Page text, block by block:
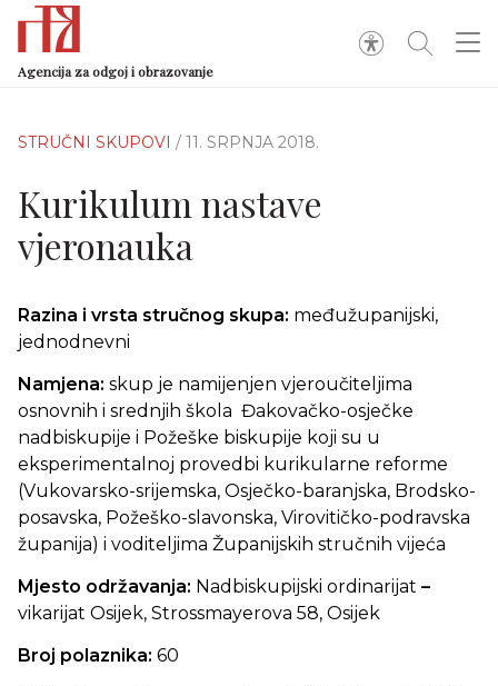
Agencija za odgoj i obrazovanje
STRUČNI SKUPOVI / 11. SRPNJA 2018.
Kurikulum nastave
vjeronauka
Razina i vrsta stručnog skupa: međužupanijski,
jednodnevni
Namjena: skup je namijenjen vjeroučiteljima
osnovnih i srednjih škola Đakovačko-osječke
nadbiskupije i Požeške biskupije koji su u
eksperimentalnoj provedbi kurikularne reforme
(Vukovarsko-srijemska, Osječko-baranjska, Brodsko-
posavska, Požeško-slavonska, Virovitičko-podravska
županija) i voditeljima Županijskih stručnih vijeća
Mjesto održavanja: Nadbiskupijski ordinarijat –
vikarijat Osijek, Strossmayerova 58, Osijek
Broj polaznika: 60